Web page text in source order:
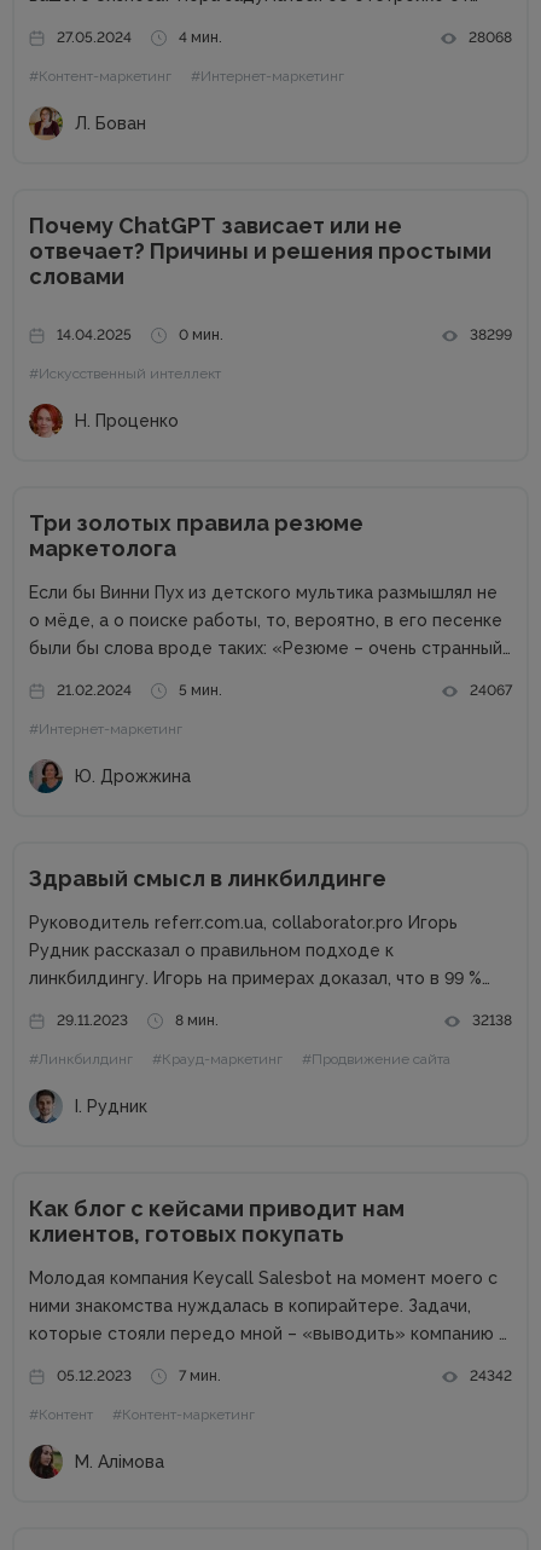
как выделиться среди аналогичных компаний, привлечь
внимание к продуктам...
27.05.2024 4 мин. 28068
#Контент-маркетинг #Интернет-маркетинг
Л. Бован
Почему ChatGPT зависает или не
отвечает? Причины и решения простыми
словами
14.04.2025 0 мин. 38299
#Искусственный интеллект
Н. Проценко
Три золотых правила резюме
маркетолога
Если бы Винни Пух из детского мультика размышлял не
о мёде, а о поиске работы, то, вероятно, в его песенке
были бы слова вроде таких: «Резюме – очень странный
что...
21.02.2024 5 мин. 24067
#Интернет-маркетинг
Ю. Дрожжина
Здравый смысл в линкбилдинге
Руководитель referr.com.ua, collaborator.pro Игорь
Рудник рассказал о правильном подходе к
линкбилдингу. Игорь на примерах доказал, что в 99 %
Сайты можно продвигать множеством способов, среди
которых есть и PBN. При этом PBN разделяются...
29.11.2023 8 мин. 32138
#Линкбилдинг #Крауд-маркетинг #Продвижение сайта
І. Рудник
Как блог с кейсами приводит нам
клиентов, готовых покупать
Молодая компания Keycall Salesbot на момент моего с
ними знакомства нуждалась в копирайтере. Задачи,
которые стояли передо мной – «выводить» компанию в
несколько размытая, но все же ясная – мне
предлагалась позиция...
05.12.2023 7 мин. 24342
#Контент #Контент-маркетинг
М. Алімова